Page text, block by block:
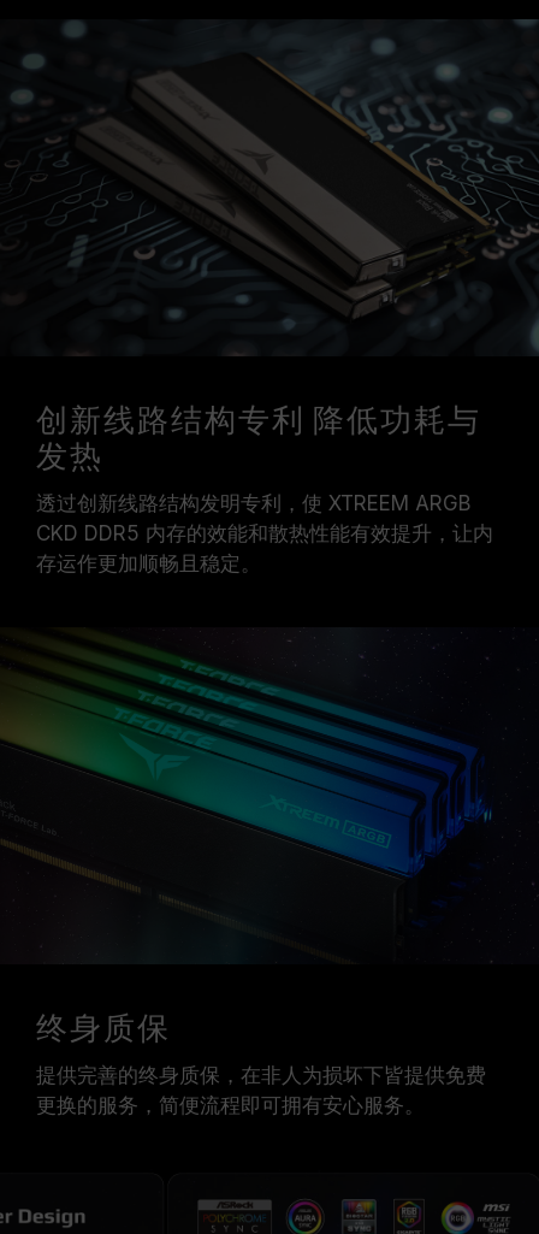
创新线路结构专利 降低功耗与
发热
透过创新线路结构发明专利，使 XTREEM ARGB
CKD DDR5 内存的效能和散热性能有效提升，让内
存运作更加顺畅且稳定。
终身质保
提供完善的终身质保，在非人为损坏下皆提供免费
更换的服务，简便流程即可拥有安心服务。